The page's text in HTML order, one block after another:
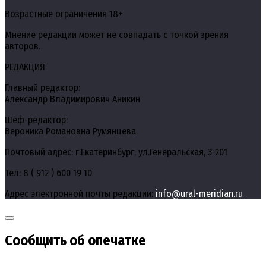
Возрастные ограничения 18+
Мнение редакции может не совпадать с точкой зрения
авторов.
РЕДАКЦИЯ
Главный редактор:
Александр Владимирович Аникин
Шеф-редактор:
Вероника Романовна Румянцева
Почтовый адрес: г.Екатеринбург, ул.Генеральская, 3-201
Тел: 8 ( 912 ) 600 19 10
Адрес электронной почты редакции: info@ural-meridian.ru
Сообщить об опечатке